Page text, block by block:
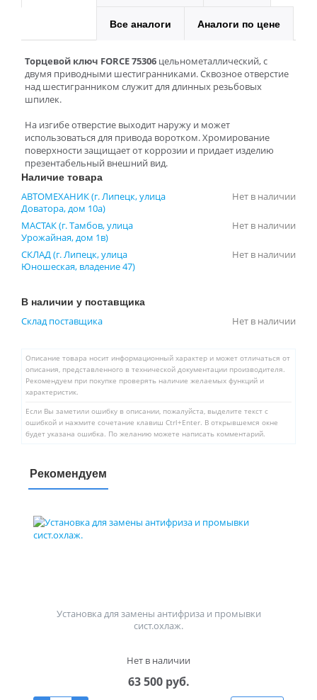
Все аналоги Аналоги по цене
Торцевой ключ FORCE 75306 цельнометаллический, с
двумя приводными шестигранниками. Сквозное отверстие
над шестигранником служит для длинных резьбовых
шпилек.
На изгибе отверстие выходит наружу и может
использоваться для привода воротком. Хромирование
поверхности защищает от коррозии и придает изделию
презентабельный внешний вид.
Наличие товара
АВТОМЕХАНИК (г. Липецк, улица
Доватора, дом 10а)
Нет в наличии
МАСТАК (г. Тамбов, улица
Урожайная, дом 1в)
Нет в наличии
СКЛАД (г. Липецк, улица
Юношеская, владение 47)
Нет в наличии
В наличии у поставщика
Склад поставщика Нет в наличии
Описание товара носит информационный характер и может отличаться от
описания, представленного в технической документации производителя.
Рекомендуем при покупке проверять наличие желаемых функций и
характеристик.
Если Вы заметили ошибку в описании, пожалуйста, выделите текст с
ошибкой и нажмите сочетание клавиш Ctrl+Enter. В открывшемся окне
будет указана ошибка. По желанию можете написать комментарий.
Рекомендуем
Установка для замены антифриза и промывки
сист.охлаж.
Нет в наличии
63 500 руб.